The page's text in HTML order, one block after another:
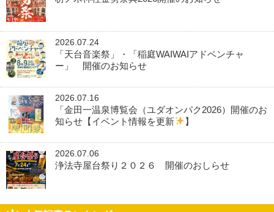
2026.07.24
「天台音楽祭」・「稲庭WAIWAIアドベンチャ
ー」 開催のお知らせ
2026.07.16
「金田一温泉博覧会（ユダオンパク2026）開催のお
知らせ【イベント情報を更新
】
2026.07.06
浄法寺屋台祭り２０２６ 開催のおしらせ